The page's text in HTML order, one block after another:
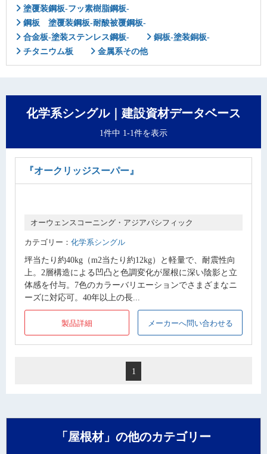
塗覆装鋼板-フッ素樹脂鋼板-
鋼板 塗覆装鋼板-耐酸被覆鋼板-
合金板-塗装ステンレス鋼板-
銅板-塗装銅板-
チタニウム板
金属系その他
化学系シングル｜建設資材データベース
1件中 1-1件を表示
『オークリッジスーパー』
オーウェンスコーニング・アジアパシフィック
カテゴリー： 化学系シングル
坪当たり約40kg（m2当たり約12kg）と軽量で、耐震性向
上。2層構造による凹凸と色調変化が屋根に深い陰影と立
体感を付与。7色のカラーバリエーションでさまざまなニ
ーズに対応可。40年以上の長...
製品詳細 メーカーへ問い合わせる
1
「屋根材」の他のカテゴリー